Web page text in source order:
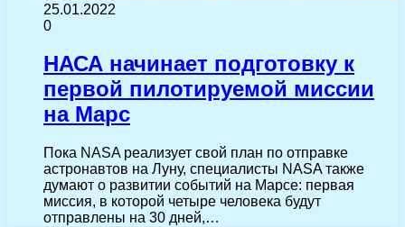
25.01.2022
0
НАСА начинает подготовку к
первой пилотируемой миссии
на Марс
Пока NASA реализует свой план по отправке
астронавтов на Луну, специалисты NASA также
думают о развитии событий на Марсе: первая
миссия, в которой четыре человека будут
отправлены на 30 дней,…